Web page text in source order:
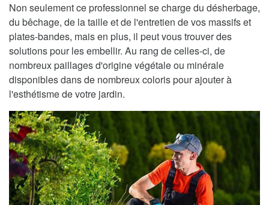
Non seulement ce professionnel se charge du désherbage,
du bêchage, de la taille et de l'entretien de vos massifs et
plates-bandes, mais en plus, il peut vous trouver des
solutions pour les embellir. Au rang de celles-ci, de
nombreux paillages d'origine végétale ou minérale
disponibles dans de nombreux coloris pour ajouter à
l'esthétisme de votre jardin.